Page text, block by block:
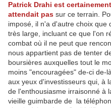
Patrick Drahi est
attendait pas sur ce terrain.
imposé, il n'a d'autre choix que
très large, incluant ce que l'on
combat où il ne peut que
nous appartient pas de tenter
boursières auxquelles tout le
moins "encouragées" de-ci de-
aux yeux d'investisseurs qui, à
de l'enthousiasme irraisonné à
vieille guimbarde de la